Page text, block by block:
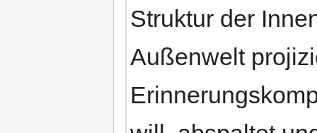
Struktur der
Außenwelt